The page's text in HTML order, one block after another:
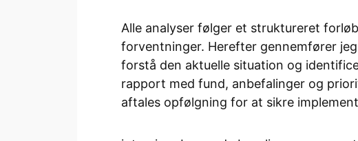
Alle analyser følger et struktureret
forventninger. Herefter gennemfører
forstå den aktuelle situation og
rapport med fund, anbefalinger og
aftales opfølgning for at sikre